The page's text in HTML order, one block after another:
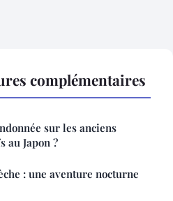
complémentaires
sur les anciens
au Japon ?
: une aventure nocturne